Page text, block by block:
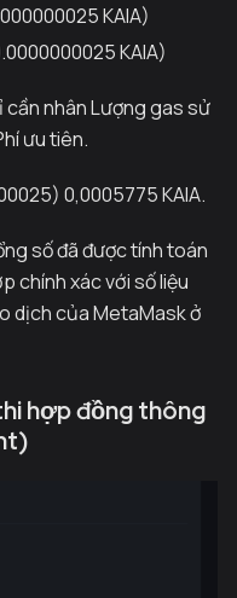
KAIA)
KAIA)
nhân Lượng gas sử
ưu tiên.
0,0005775 KAIA.
số đã được tính toán
chính xác với số liệu
dịch của MetaMask ở
hợp đồng thông